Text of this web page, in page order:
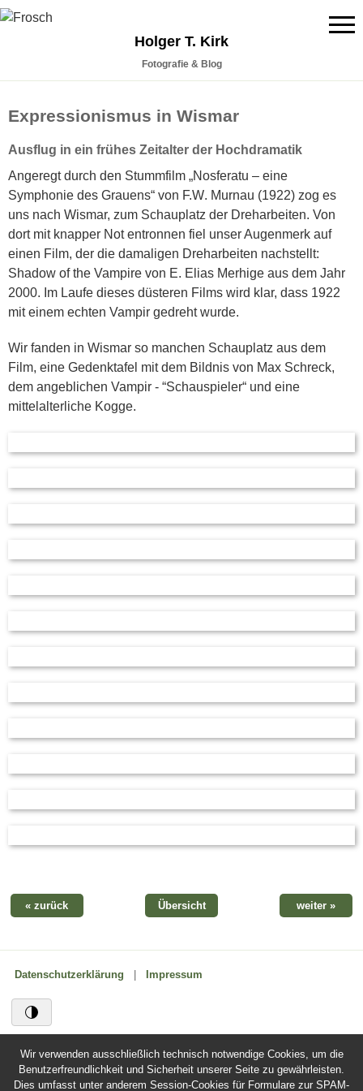
Holger T. Kirk
Fotografie & Blog
Expressionismus in Wismar
Ausflug in ein frühes Zeitalter der Hochdramatik
Angeregt durch den Stummfilm „Nosferatu – eine
Symphonie des Grauens“ von F.W. Murnau (1922) zog es
uns nach Wismar, zum Schauplatz der Dreharbeiten. Von
dort mit knapper Not entronnen fiel unser Augenmerk auf
einen Film, der die damaligen Dreharbeiten nachstellt:
Shadow of the Vampire von E. Elias Merhige aus dem Jahr
2000. Im Laufe dieses düsteren Films wird klar, dass 1922
mit einem echten Vampir gedreht wurde.
Wir fanden in Wismar so manchen Schauplatz aus dem
Film, eine Gedenktafel mit dem Bildnis von Max Schreck,
dem angeblichen Vampir - “Schauspieler“ und eine
mittelalterliche Kogge.
« zurück weiter »
Übersicht
Datenschutzerklärung Impressum
Wir verwenden ausschließlich technisch notwendige Cookies, um die
Benutzerfreundlichkeit und Sicherheit unserer Seite zu gewährleisten.
Dies umfasst unter anderem Session-Cookies für Formulare zur SPAM-